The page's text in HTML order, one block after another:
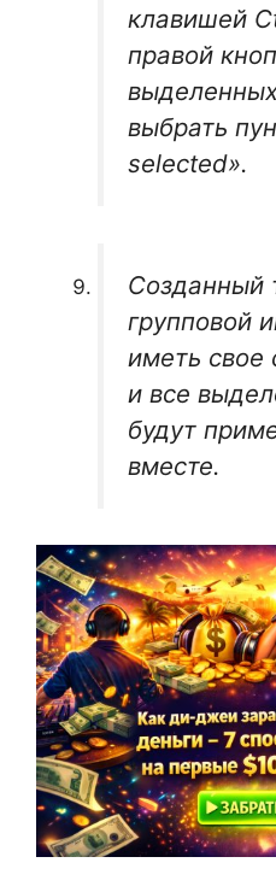
клавишей
правой
выбрать
selected».
Созданный
групповой
иметь свое
и все
будут
вместе.